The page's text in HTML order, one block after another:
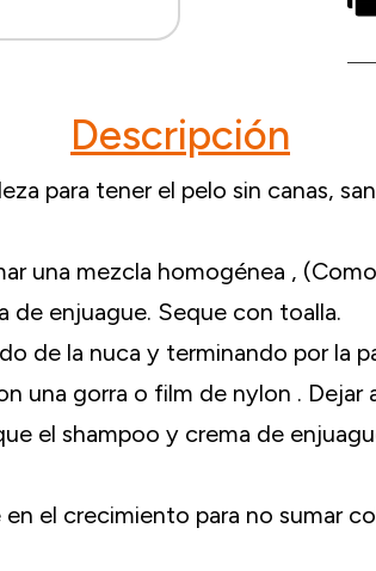
Descripción
para tener el pelo sin canas,
una mezcla homogénea ,
de enjuague. Seque con toalla.
de la nuca y terminando por la
una gorra o film de nylon .
el shampoo y crema de
el crecimiento para no sumar